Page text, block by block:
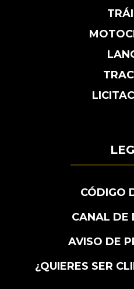
CÓDIGO
CANAL DE
AVISO DE
¿QUIERES SER